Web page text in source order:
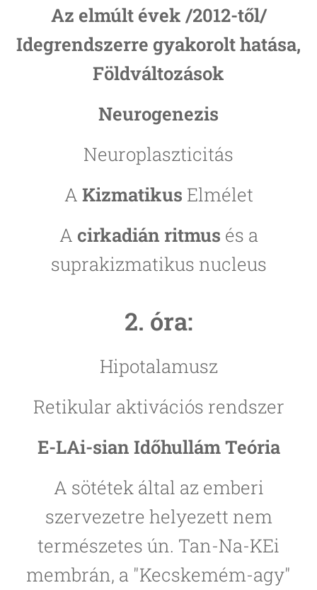
Az elmúlt évek /2012-től/
Idegrendszerre gyakorolt hatása,
Földváltozások
Neurogenezis
Neuroplaszticitás
A Kizmatikus Elmélet
A cirkadián ritmus és a
suprakizmatikus nucleus
2. óra:
Hipotalamusz
Retikular aktivációs rendszer
E-LAi-sian Időhullám Teória
A sötétek által az emberi
szervezetre helyezett nem
természetes ún. Tan-Na-KEi
membrán, a "Kecskemém-agy"